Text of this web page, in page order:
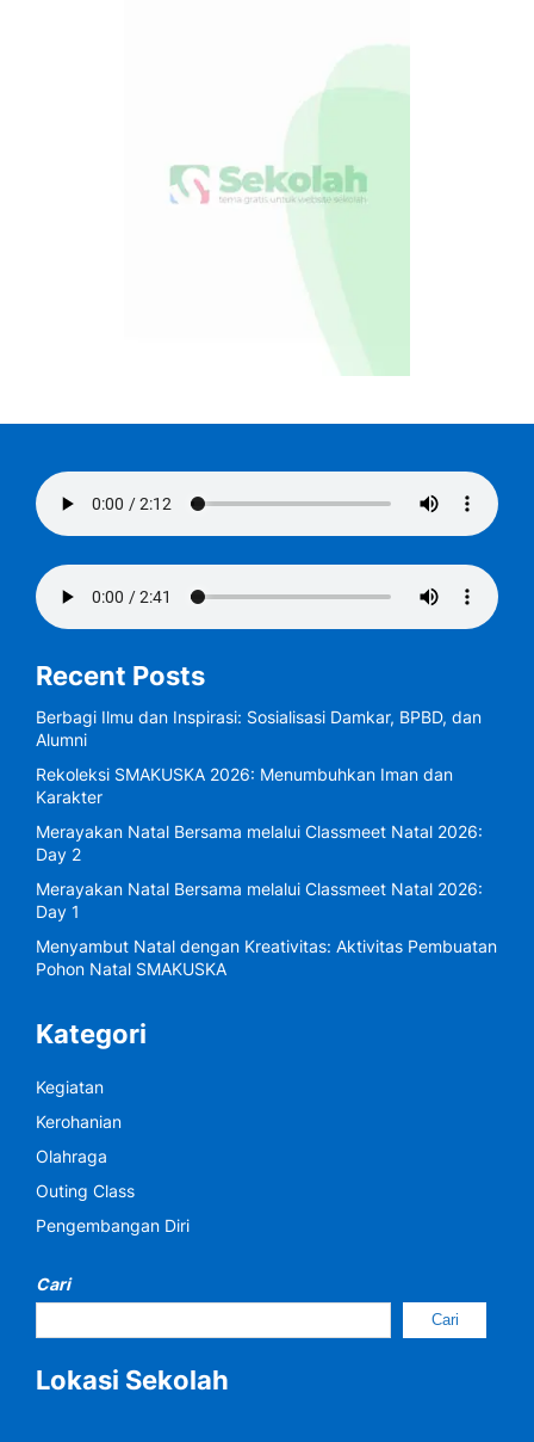
Recent Posts
Berbagi Ilmu dan Inspirasi: Sosialisasi Damkar, BPBD, dan
Alumni
Rekoleksi SMAKUSKA 2026: Menumbuhkan Iman dan
Karakter
Merayakan Natal Bersama melalui Classmeet Natal 2026:
Day 2
Merayakan Natal Bersama melalui Classmeet Natal 2026:
Day 1
Menyambut Natal dengan Kreativitas: Aktivitas Pembuatan
Pohon Natal SMAKUSKA
Kategori
Kegiatan
Kerohanian
Olahraga
Outing Class
Pengembangan Diri
Cari
Cari
Lokasi Sekolah